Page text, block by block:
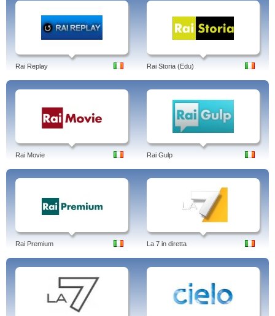
Rai Replay Rai Storia (Edu)
Rai Movie Rai Gulp
Rai Premium La 7 in diretta